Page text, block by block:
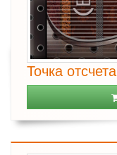
Точка отсчета